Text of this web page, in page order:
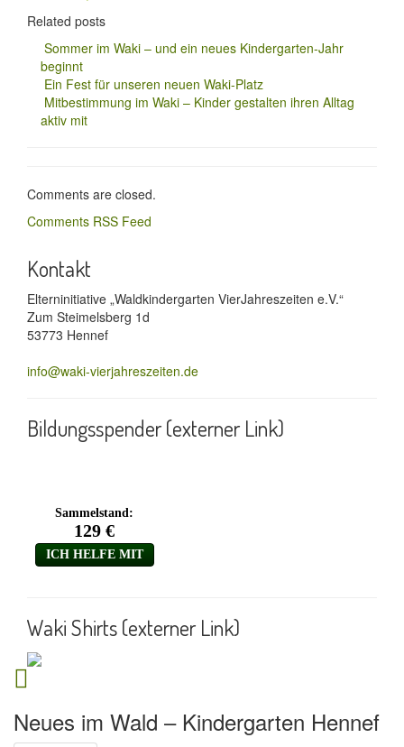
Related posts
Sommer im Waki – und ein neues Kindergarten-Jahr
beginnt
Ein Fest für unseren neuen Waki-Platz
Mitbestimmung im Waki – Kinder gestalten ihren Alltag
aktiv mit
Comments are closed.
Comments RSS Feed
Kontakt
Elterninitiative „Waldkindergarten VierJahreszeiten e.V.“
Zum Steimelsberg 1d
53773 Hennef
info@waki-vierjahreszeiten.de
Bildungsspender (externer Link)
Waki Shirts (externer Link)
Neues im Wald – Kindergarten Hennef